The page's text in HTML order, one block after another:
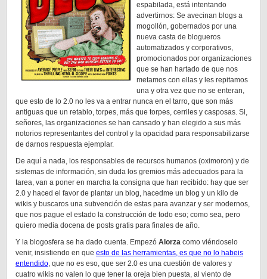
espabilada, está intentando
advertirnos: Se avecinan blogs a
mogollón, gobernados por una
nueva casta de blogueros
automatizados y corporativos,
promocionados por organizaciones
que se han hartado de que nos
metamos con ellas y les repitamos
una y otra vez que no se enteran,
que esto de lo 2.0 no les va a entrar nunca en el tarro, que son más
antiguas que un retablo, torpes, más que torpes, cerriles y casposas. Si,
señores, las organizaciones se han cansado y han elegido a sus más
notorios representantes del control y la opacidad para responsabilizarse
de darnos respuesta ejemplar.
De aquí a nada, los responsables de recursos humanos (oximoron) y de
sistemas de información, sin duda los gremios más adecuados para la
tarea, van a poner en marcha la consigna que han recibido: hay que ser
2.0 y haced el favor de plantar un blog, hacedme un blog y un kilo de
wikis y buscaros una subvención de estas para avanzar y ser modernos,
que nos pague el estado la construcción de todo eso; como sea, pero
quiero media docena de posts gratis para finales de año.
Y la blogosfera se ha dado cuenta. Empezó Alorza como viéndoselo
venir, insistiendo en que esto de las herramientas, es que no lo habeis
entendido, que no es eso, que ser 2.0 es una cuestión de valores y
cuatro wikis no valen lo que tener la oreja bien puesta, al viento de